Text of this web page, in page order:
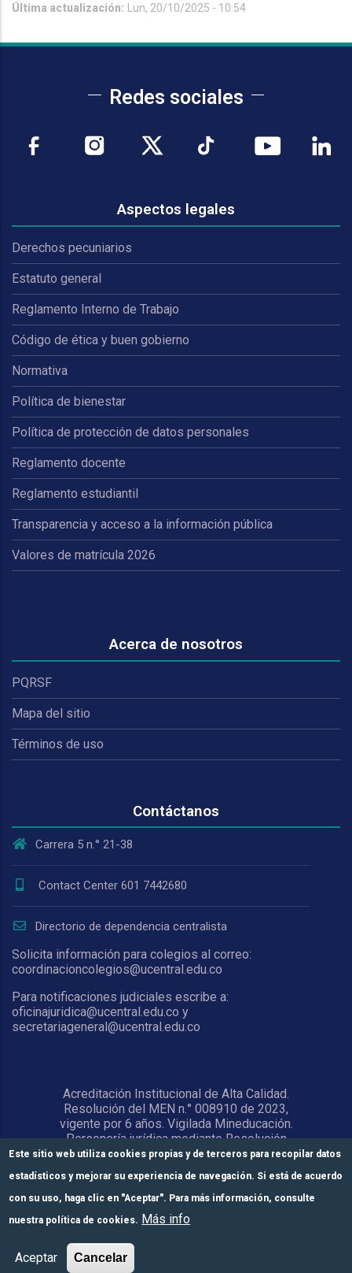
Última actualización: Lun, 20/10/2025 - 10:54
Redes sociales
Aspectos legales
Derechos pecuniarios
Estatuto general
Reglamento Interno de Trabajo
Código de ética y buen gobierno
Normativa
Política de bienestar
Política de protección de datos personales
Reglamento docente
Reglamento estudiantil
Transparencia y acceso a la información pública
Valores de matrícula 2026
Acerca de nosotros
PQRSF
Mapa del sitio
Términos de uso
Contáctanos
Carrera 5 n.° 21-38
Contact Center 601 7442680
Directorio de dependencia centralista
Solicita información para colegios al correo:
coordinacioncolegios@ucentral.edu.co
Para notificaciones judiciales escribe a:
oficinajuridica@ucentral.edu.co y
secretariageneral@ucentral.edu.co
Acreditación Institucional de Alta Calidad.
Resolución del MEN n.° 008910 de 2023,
vigente por 6 años. Vigilada Mineducación.
Personería jurídica mediante Resolución
1876 del 5 de junio de 1967. Reconocida
como Universidad por el Ministerio de
Educación Nacional mediante Resolución
15818 del 31 de octubre de 1978.
© Universidad Central 2026
Formulario de
inscripción
Este sitio web utiliza cookies propias y de terceros para recopilar datos
estadísticos y mejorar su experiencia de navegación. Si está de acuerdo
con su uso, haga clic en "Aceptar". Para más información, consulte
nuestra política de cookies. Más info
Aceptar Cancelar